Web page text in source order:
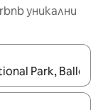
уникални